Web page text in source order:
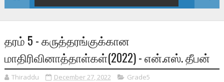
தரம் 5 - கருத்தரங்குக்கான
மாதிரிவினாத்தாள்கள்(2022) - என்.எஸ். தீபன்
Thiraddu December 27, 2022 Grade5